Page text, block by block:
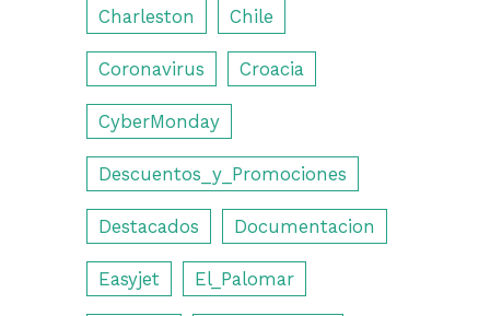
Charleston Chile
Coronavirus Croacia
CyberMonday
Descuentos_y_Promociones
Destacados Documentacion
Easyjet El_Palomar